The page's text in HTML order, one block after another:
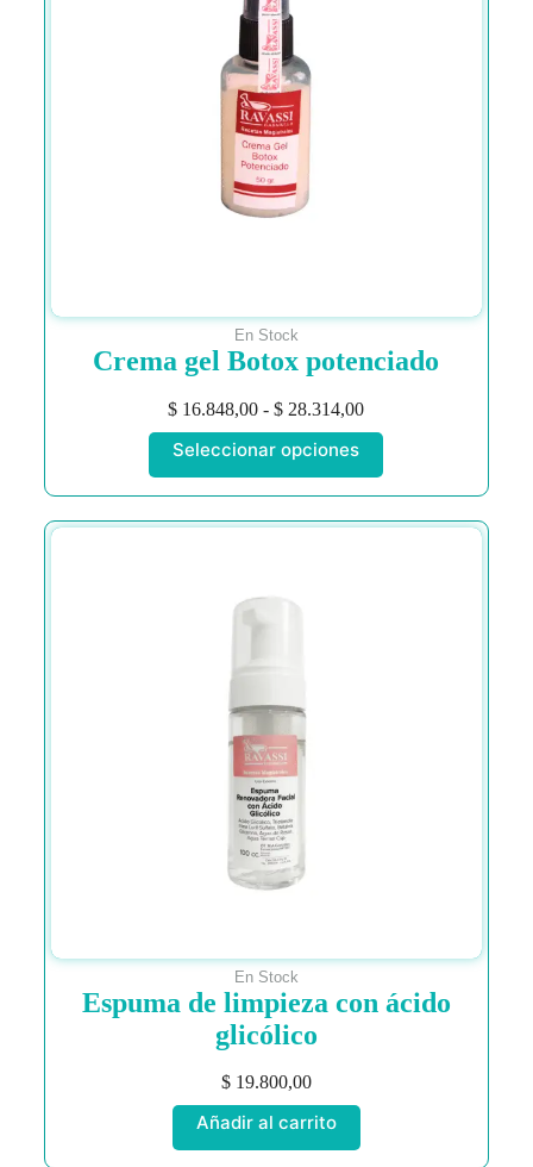
En Stock
Crema gel Botox potenciado
$ 16.848,00 - $ 28.314,00
Seleccionar opciones
En Stock
Espuma de limpieza con ácido
glicólico
$19.800,00
Añadir al carrito